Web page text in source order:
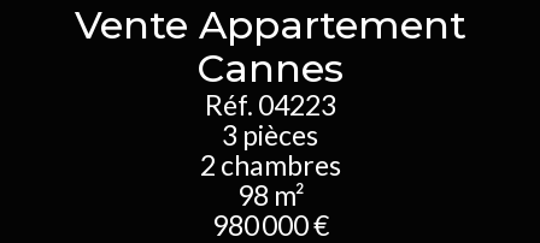
Vente Appartement
Cannes
Réf. 04223
3 pièces
2 chambres
98 m²
980 000 €